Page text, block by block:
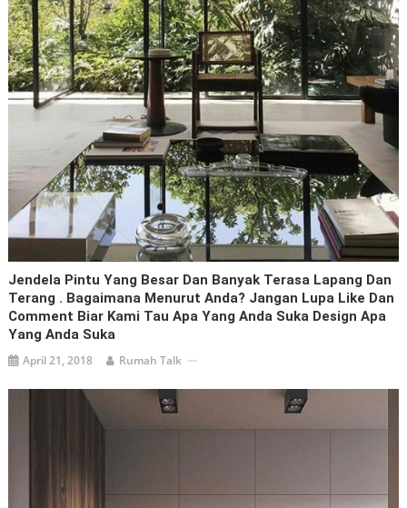
Jendela Pintu Yang Besar Dan Banyak Terasa Lapang Dan
Terang . Bagaimana Menurut Anda? Jangan Lupa Like Dan
Comment Biar Kami Tau Apa Yang Anda Suka Design Apa
Yang Anda Suka
April 21, 2018 Rumah Talk